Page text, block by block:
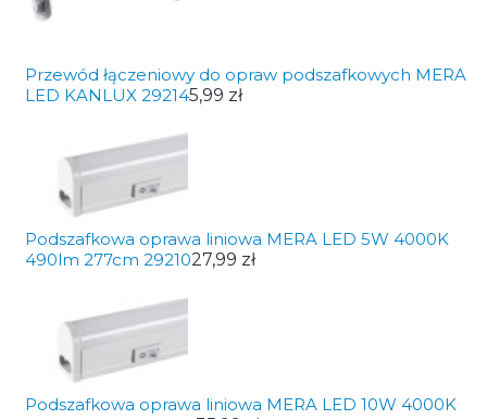
Przewód łączeniowy do opraw podszafkowych MERA
LED KANLUX 292145,99 zł
Podszafkowa oprawa liniowa MERA LED 5W 4000K
490lm 277cm 2921027,99 zł
Podszafkowa oprawa liniowa MERA LED 10W 4000K